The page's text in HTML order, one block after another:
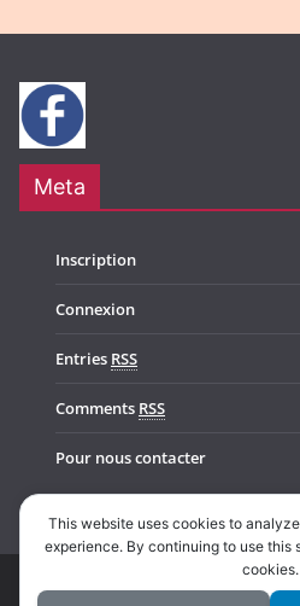
Meta
Inscription
Connexion
Entries RSS
Comments RSS
Pour nous contacter
Copyright © 2026Music In
This website uses cookies to
experience. By continuing to use this
cookies.